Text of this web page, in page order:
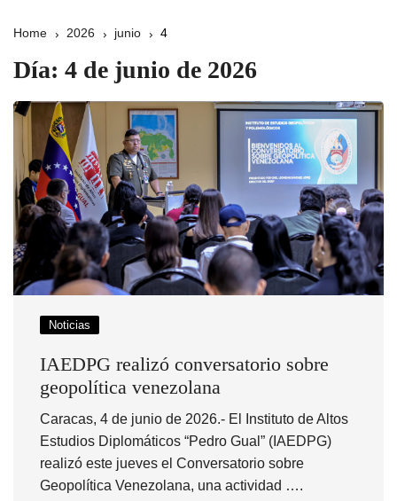
Home 2026 junio 4
Día: 4 de junio de 2026
Noticias
IAEDPG realizó conversatorio sobre
geopolítica venezolana
Caracas, 4 de junio de 2026.- El Instituto de Altos
Estudios Diplomáticos “Pedro Gual” (IAEDPG)
realizó este jueves el Conversatorio sobre
Geopolítica Venezolana, una actividad ….